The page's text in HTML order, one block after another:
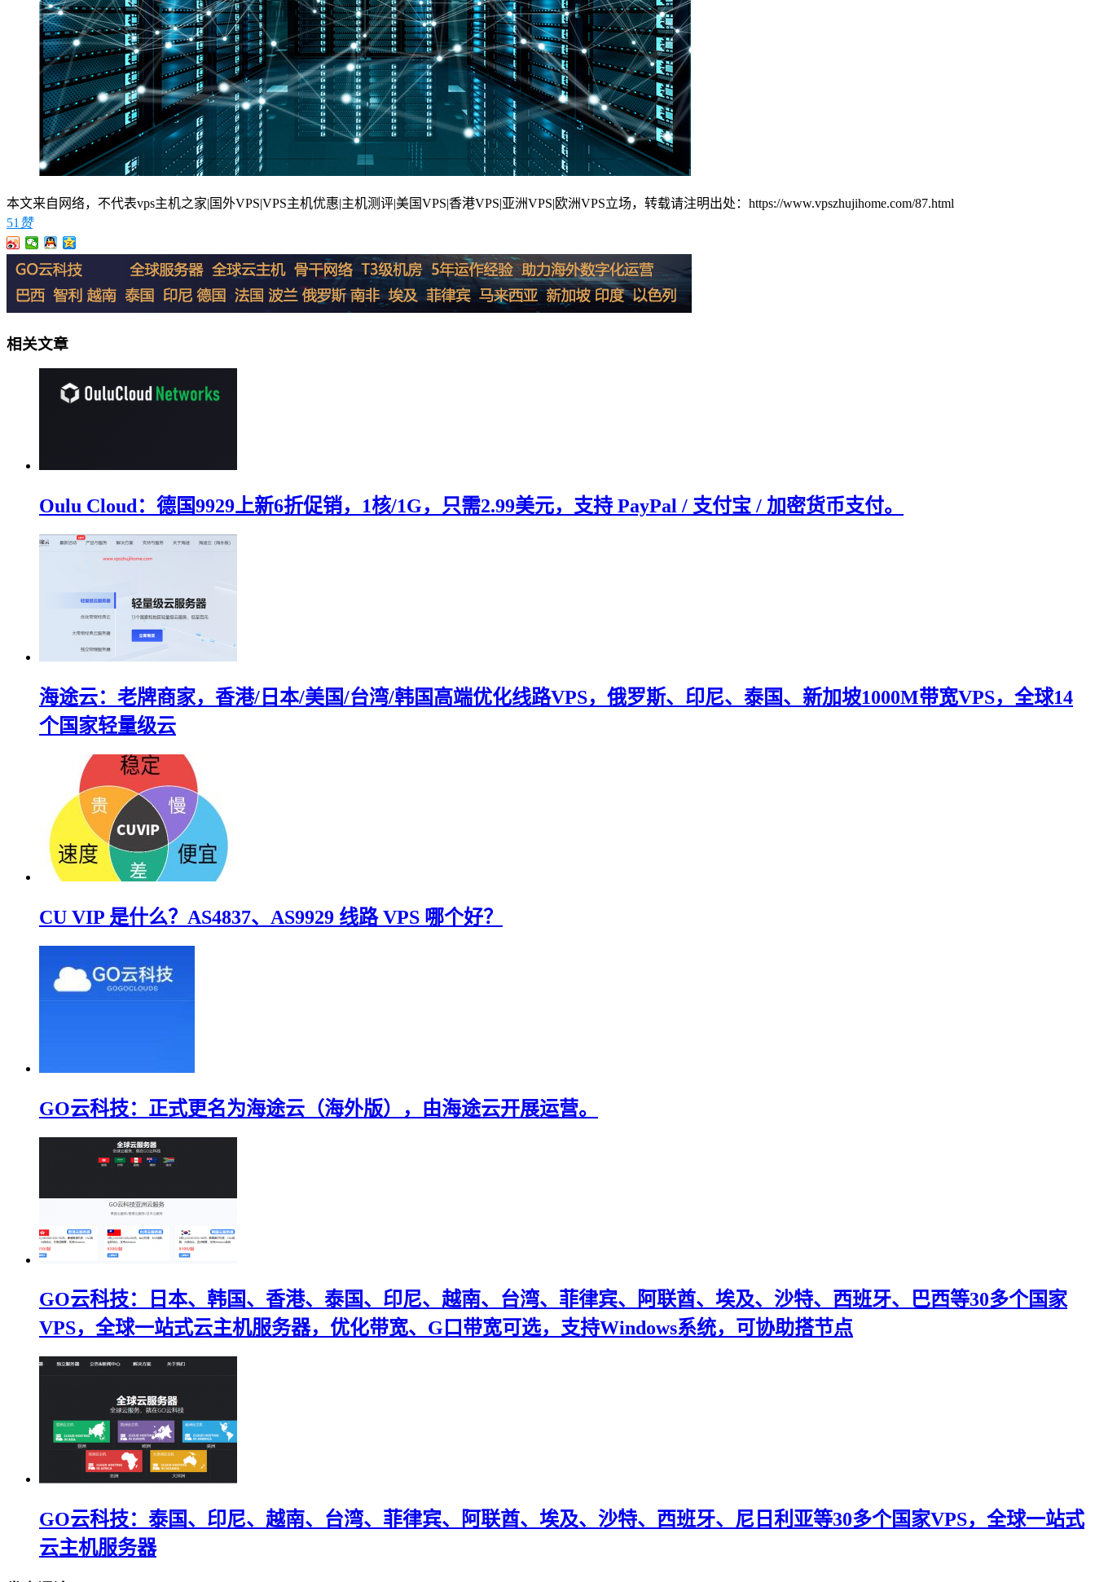
本文来自网络，不代表vps主机之家|国外VPS|VPS主机优惠|主机测评|美国VPS|香港VPS|亚洲VPS|欧洲VPS立场，转载请注明出处：https://www.vpszhujihome.com/87.html
51 赞
相关文章
Oulu Cloud：德国9929上新6折促销，1核/1G，只需2.99美元，支持 PayPal / 支付宝 / 加密货币支付。
海途云：老牌商家，香港/日本/美国/台湾/韩国高端优化线路VPS，俄罗斯、印尼、泰国、新加坡1000M带宽VPS，全球14
个国家轻量级云
CU VIP 是什么？AS4837、AS9929 线路 VPS 哪个好？
GO云科技：正式更名为海途云（海外版），由海途云开展运营。
GO云科技：日本、韩国、香港、泰国、印尼、越南、台湾、菲律宾、阿联酋、埃及、沙特、西班牙、巴西等30多个国家
VPS，全球一站式云主机服务器，优化带宽、G口带宽可选，支持Windows系统，可协助搭节点
GO云科技：泰国、印尼、越南、台湾、菲律宾、阿联酋、埃及、沙特、西班牙、尼日利亚等30多个国家VPS，全球一站式
云主机服务器